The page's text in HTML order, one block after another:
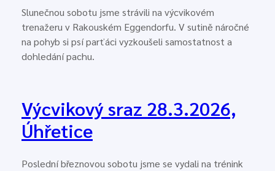
Slunečnou sobotu jsme strávili na výcvikovém
trenažeru v Rakouském Eggendorfu. V sutině náročné
na pohyb si psí parťáci vyzkoušeli samostatnost a
dohledání pachu.
Výcvikový sraz 28.3.2026,
Úhřetice
Poslední březnovou sobotu jsme se vydali na trénink